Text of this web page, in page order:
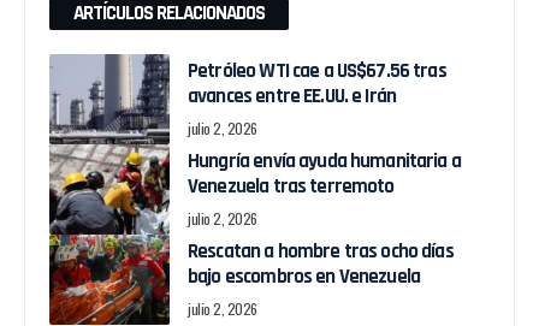
ARTÍCULOS RELACIONADOS
Petróleo WTI cae a US$67.56 tras
avances entre EE.UU. e Irán
julio 2, 2026
Hungría envía ayuda humanitaria a
Venezuela tras terremoto
julio 2, 2026
Rescatan a hombre tras ocho días
bajo escombros en Venezuela
julio 2, 2026